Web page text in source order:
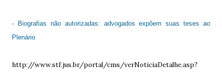
-
Biografias não autorizadas: advogados expõem suas teses ao
Plenário
http://www.stf.jus.br/portal/cms/verNoticiaDetalhe.asp?